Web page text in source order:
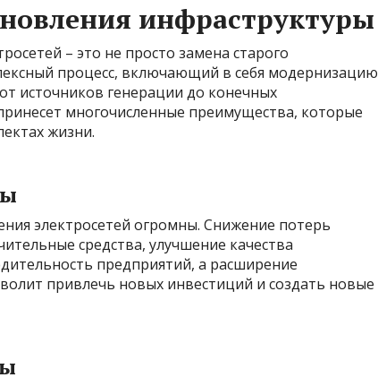
инфраструктуры
– это не просто замена старого
процесс, включающий в себя модернизацию
источников генерации до конечных
многочисленные преимущества, которые
жизни.
электросетей огромны. Снижение потерь
средства, улучшение качества
предприятий, а расширение
привлечь новых инвестиций и создать новые